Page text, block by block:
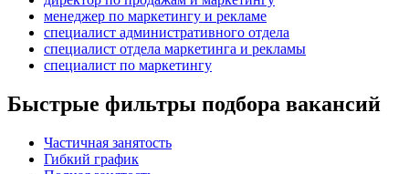
менеджер по маркетингу и рекламе
специалист административного отдела
специалист отдела маркетинга и рекламы
специалист по маркетингу
Быстрые фильтры подбора вакансий
Частичная занятость
Гибкий график